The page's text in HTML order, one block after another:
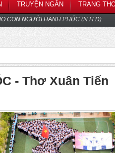
TRUYỆN NGẮN TRANG
CON NGƯỜI HẠNH PHÚC (N.H.D)
- Thơ Xuân Tiến